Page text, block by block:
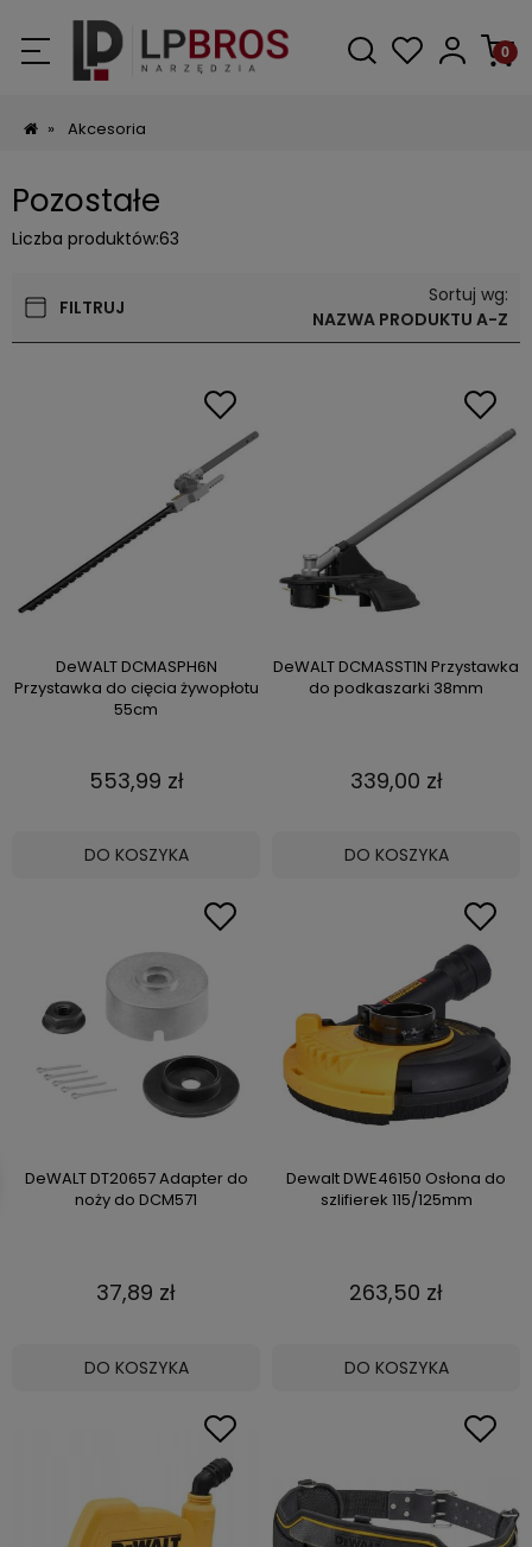
» Akcesoria
Pozostałe
Liczba produktów:63
FILTRUJ
Sortuj wg:
NAZWA PRODUKTU A-Z
DeWALT DCMASPH6N
Przystawka do cięcia żywopłotu
55cm
553,99 zł
DO KOSZYKA
DeWALT DCMASST1N Przystawka
do podkaszarki 38mm
339,00 zł
DO KOSZYKA
DeWALT DT20657 Adapter do
noży do DCM571
37,89 zł
DO KOSZYKA
Dewalt DWE46150 Osłona do
szlifierek 115/125mm
263,50 zł
DO KOSZYKA